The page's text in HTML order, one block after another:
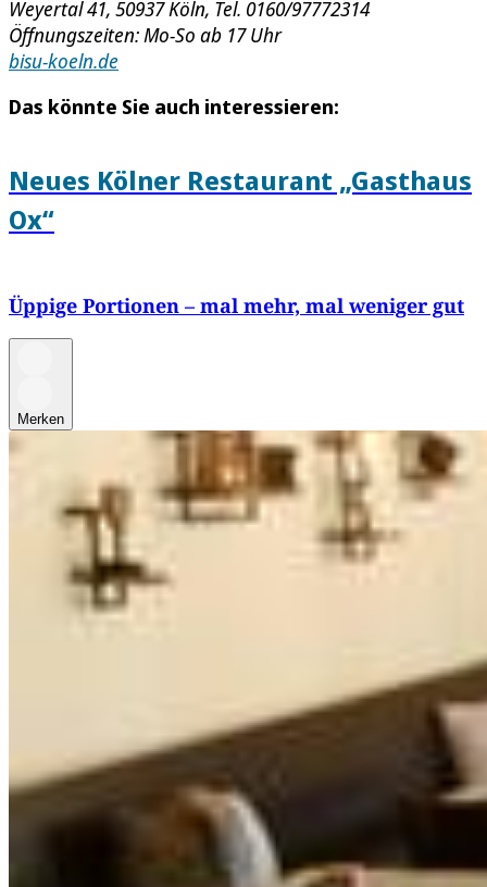
Weyertal 41, 50937 Köln, Tel. 0160/97772314
Öffnungszeiten: Mo-So ab 17 Uhr
bisu-koeln.de
Das könnte Sie auch interessieren:
Neues Kölner Restaurant „Gasthaus
Ox“
Üppige Portionen – mal mehr, mal weniger gut
Merken